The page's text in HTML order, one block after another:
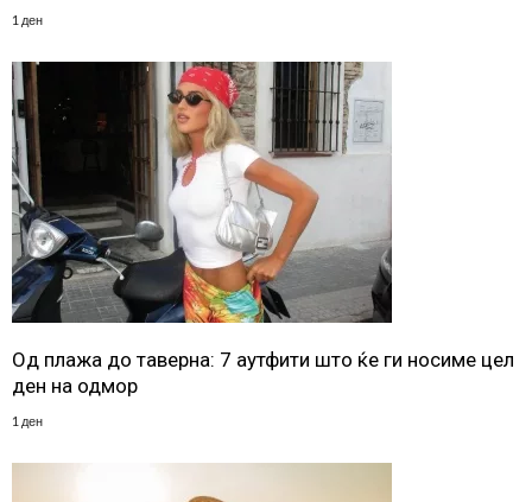
1 ден
Од плажа до таверна: 7 аутфити што ќе ги носиме цел
ден на одмор
1 ден